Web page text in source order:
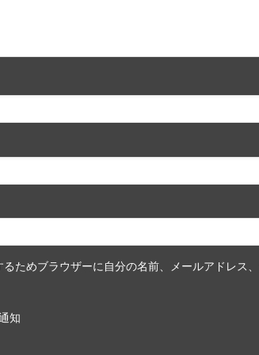
ためブラウザーに自分の名前、メールアドレス、
知